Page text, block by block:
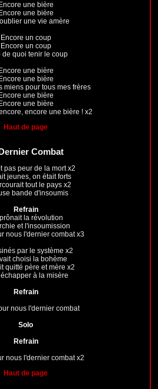
Encore une bière
Encore une bière
une vie amère
Encore un coup
Encore un coup
de quoi tenir le coup
Encore une bière
Encore une bière
miens pour tous mes frères
Encore une bière
Encore une bière
encore une bière ! x2
Haut de page
Dernier Combat
pas peur de la mort x2
jeunes, on était forts
tout le pays x2
bande d'insoumis
Refrain
la révolution
et l'insoumission
nous l'dernier combat x3
par le système x2
choisi la bohème
quitté père et mère x2
échapper à la misère
Refrain
nous l'dernier combat
Solo
Refrain
nous l'dernier combat x2
Haut de page